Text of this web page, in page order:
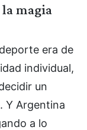
magia
era de
individual,
un
Y Argentina
a lo